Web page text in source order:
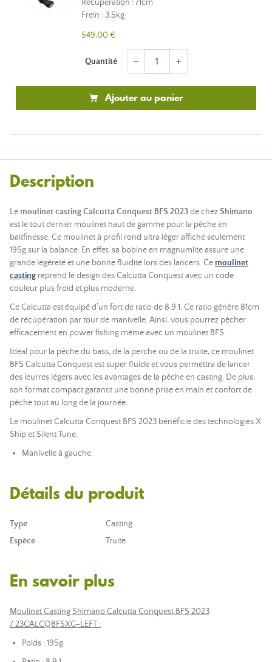
Récupération : 71cm
Frein : 3,5kg
549,00 €
Quantité remove add
Ajouter au panier
Description
Le moulinet casting Calcutta Conquest BFS 2023de chezShimano
est le tout dernier moulinet haut de gamme pour la pêche en
baitfinesse. Ce moulinet à profil rond ultra léger affiche seulement
195g sur la balance. En effet, sa bobine en magnumlite assure une
grande légèreté et une bonne fluidité lors des lancers. Ce moulinet
casting reprend le design des Calcutta Conquest avec un code
couleur plus froid et plus moderne.
Ce Calcutta est équipé d’un fort de ratio de 8.9:1. Ce ratio génère 81cm
de récupération par tour de manivelle. Ainsi, vous pourrez pêcher
efficacement en power fishing même avec un moulinet BFS.
Idéal pour la pêche du bass, de la perche ou de la truite, ce moulinet
BFS Calcutta Conquest est super fluide et vous permettra de lancer
des leurres légers avec les avantages de la pêche en casting. De plus,
son format compact garantit une bonne prise en main et confort de
pêche tout au long de la journée.
Le moulinet Calcutta Conquest BFS 2023 bénéficie des technologies X
Ship et Silent Tune,
Manivelle à gauche.
Détails du produit
Type
Casting
Espèce
Truite
En savoir plus
Moulinet Casting Shimano Calcutta Conquest BFS 2023
/ 23CALCQBFSXG-LEFT :
Poids : 195g